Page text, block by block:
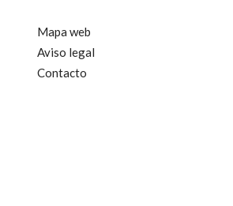
a Real Academia Galega informa a
carácter persoal, que estes datos
datos poñéndose en contacto
Mapa web
Aviso legal
Contacto